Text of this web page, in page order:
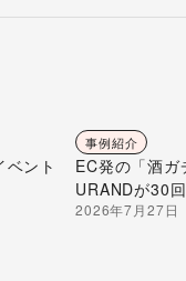
ント
事例紹介
EC発の「酒
URANDが30
で届ける“新し
2026年7月27日